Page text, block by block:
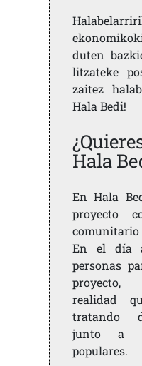
duten
litzateke
zaitez
Hala Bedi!
Hala
En Hala
proyecto
En el día
personas
realidad
tratando
junto a
populares.